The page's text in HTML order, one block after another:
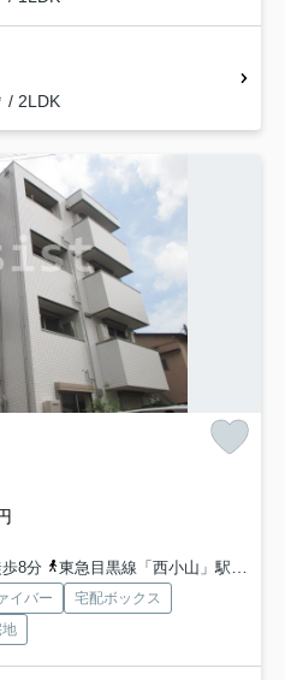
/ 2LDK
8分
東急目黒線「西小山」駅 徒歩5分
イバー
宅配ボックス
地